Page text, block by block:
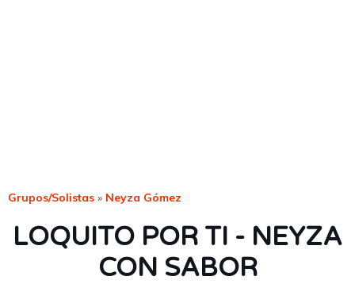
Grupos/Solistas » Neyza Gómez
LOQUITO POR TI - NEYZA
CON SABOR